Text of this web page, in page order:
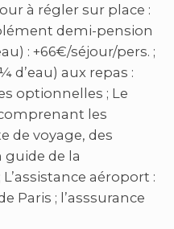
à régler sur place :
demi-pension
: +66€/séjour/pers. ;
d’eau) aux repas :
optionnelles ; Le
les
de voyage, des
de la
aéroport :
Paris ; l’asssurance